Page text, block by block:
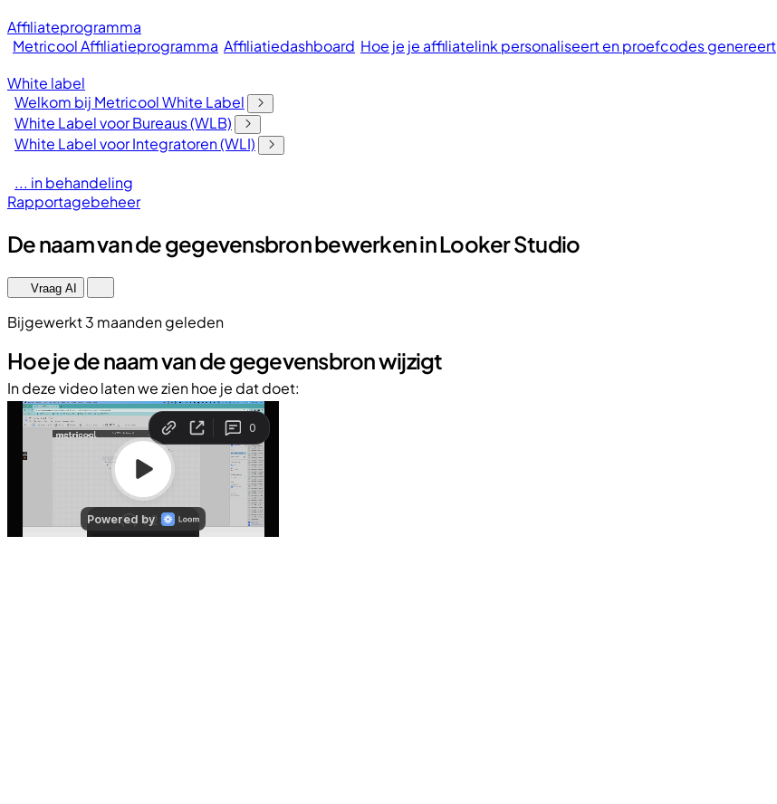
Affiliateprogramma
Metricool Affiliatieprogramma Affiliatiedashboard Hoe je je affiliatelink personaliseert en proefcodes genereert
White label
Welkom bij Metricool White Label
White Label voor Bureaus (WLB)
White Label voor Integratoren (WLI)
... in behandeling
Rapportagebeheer
De naam van de gegevensbron bewerken in Looker Studio
Vraag AI
Bijgewerkt 3 maanden geleden
Hoe je de naam van de gegevensbron wijzigt
In deze video laten we zien hoe je dat doet: